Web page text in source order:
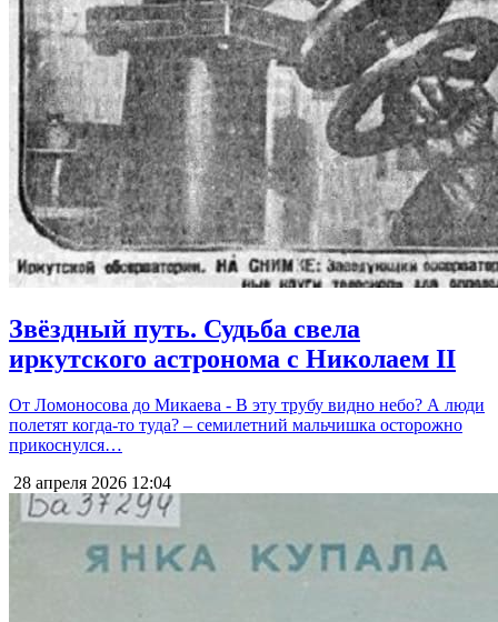
Звёздный путь. Судьба свела
иркутского астронома с Николаем II
От Ломоносова до Микаева - В эту трубу видно небо? А люди
полетят когда-то туда? – семилетний мальчишка осторожно
прикоснулся…
28 апреля 2026 12:04